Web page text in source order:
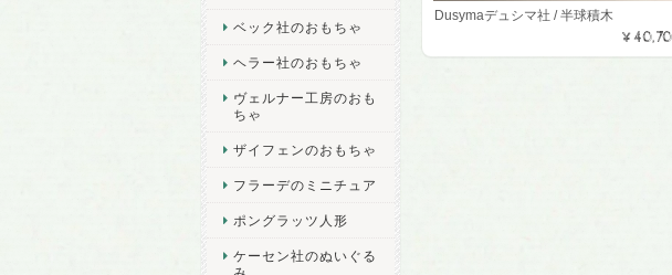
Dusymaデュシマ社 / 半球積木
ベック社のおもちゃ
ヘラー社のおもちゃ
ヴェルナー工房のおも
ちゃ
ザイフェンのおもちゃ
フラーデのミニチュア
ポングラッツ人形
ケーセン社のぬいぐる
み